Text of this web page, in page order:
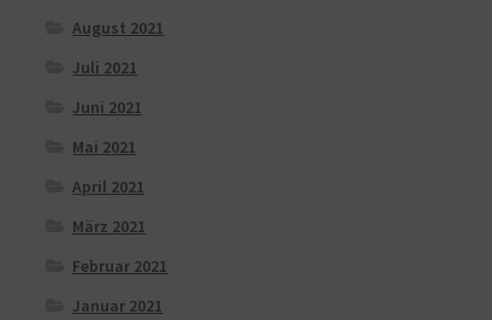
August 2021
Juli 2021
Juni 2021
Mai 2021
April 2021
März 2021
Februar 2021
Januar 2021